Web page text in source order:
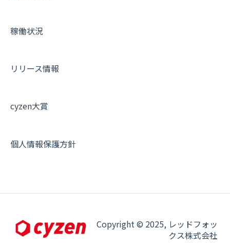
稼働状況
リリース情報
cyzen大賞
個人情報保護方針
Copyright © 2025, レッドフォッ
クス株式会社